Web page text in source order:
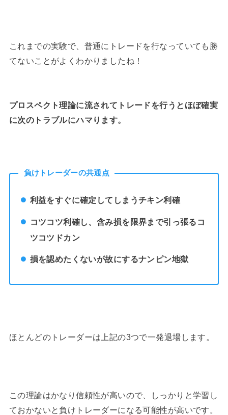
これまでの実験で、普通にトレードを行なっていても勝
てないことがよくわかりましたね！
プロスペクト理論に流されてトレードを行うとほぼ確実
に次のトラブルにハマります。
負けトレーダーの共通点
利益をすぐに確定してしまうチキン利確
コツコツ利確し、含み損を限界まで引っ張るコ
ツコツドカン
損を認めたくないが故にするナンピン地獄
ほとんどのトレーダーは上記の3つで一発退場します。
この理論はかなり信頼性が高いので、しっかりと学習し
ておかないと負けトレーダーになる可能性が高いです。